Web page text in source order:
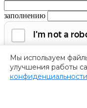
Мы используем
улучшения работы
конфиденциальности
заполнению